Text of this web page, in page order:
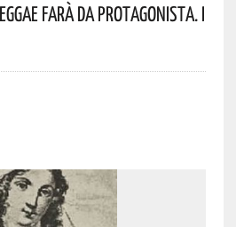
Farà Da Protagonista. I